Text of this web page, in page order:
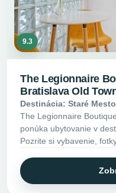
9.3
The Legionnaire
Bratislava Old
Destinácia: Staré Mesto
The Legionnaire
ponúka ubytovanie v
Pozrite si vybavenie,